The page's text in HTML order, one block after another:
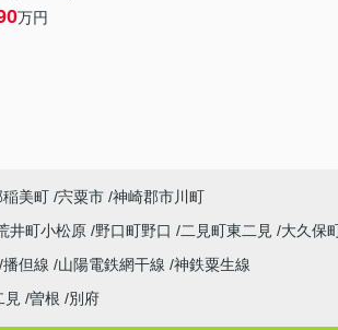
万円
稲美町 宍粟市 神崎郡市川町
井町小松原 野口町野口 二見町東二見
大久保
播但線 山陽電鉄網干線 神鉄粟生線
見 曽根 別府